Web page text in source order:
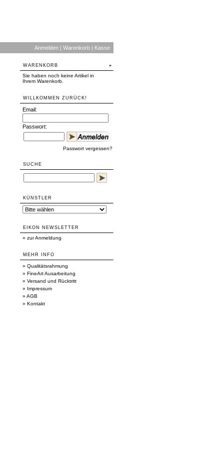
Anmelden | Warenkorb | Kasse
WARENKORB »
Sie haben noch keine Artikel in
Ihrem Warenkorb.
WILLKOMMEN ZURÜCK!
Email:
Passwort:
Passwort vergessen?
SUCHE
KÜNSTLER
EIKON NEWSLETTER
» zur Anmeldung
MEHR INFO
» Qualitätsrahmung
» FineArt Ausarbeitung
» Versand und Rücktritt
» Impressum
» AGB
» Kontakt